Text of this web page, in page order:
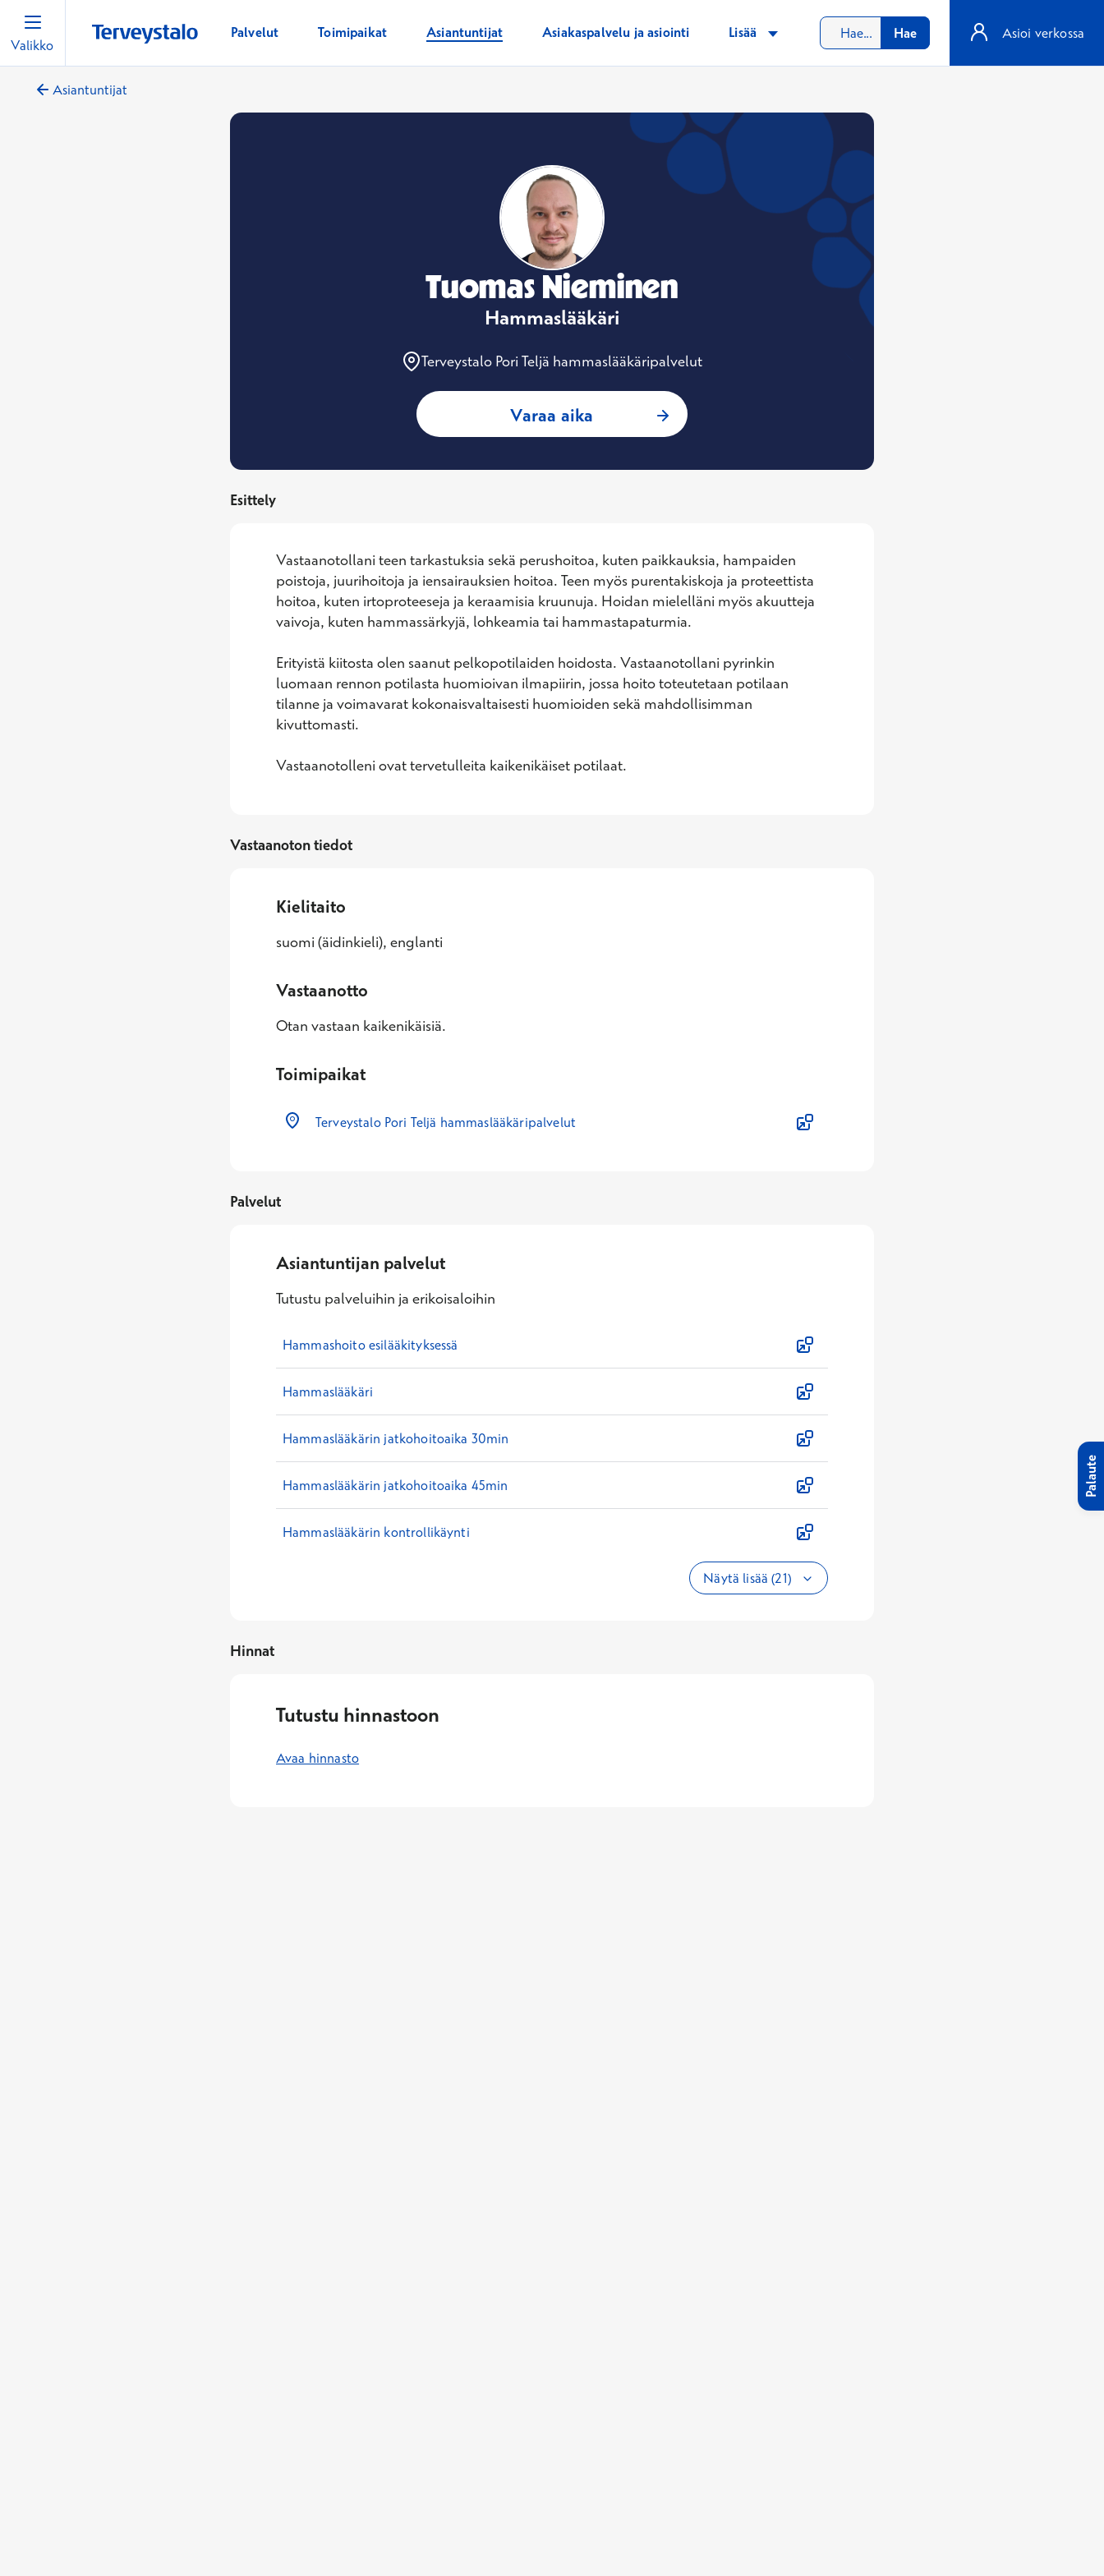
Valikko
Palvelut Toimipaikat Asiantuntijat Asiakaspalvelu ja asiointi Lisää Hae Asioi verkossa
Asiantuntijat
Tuomas Nieminen
Hammaslääkäri
Terveystalo Pori Teljä hammaslääkäripalvelut
Varaa aika : Tuomas Nieminen, Hammaslääkäri
Esittely
Vastaanotollani teen tarkastuksia sekä perushoitoa, kuten paikkauksia, hampaiden
poistoja, juurihoitoja ja iensairauksien hoitoa. Teen myös purentakiskoja ja proteettista
hoitoa, kuten irtoproteeseja ja keraamisia kruunuja. Hoidan mielelläni myös akuutteja
vaivoja, kuten hammassärkyjä, lohkeamia tai hammastapaturmia.
Erityistä kiitosta olen saanut pelkopotilaiden hoidosta. Vastaanotollani pyrinkin
luomaan rennon potilasta huomioivan ilmapiirin, jossa hoito toteutetaan potilaan
tilanne ja voimavarat kokonaisvaltaisesti huomioiden sekä mahdollisimman
kivuttomasti.
Vastaanotolleni ovat tervetulleita kaikenikäiset potilaat.
Vastaanoton tiedot
Kielitaito
suomi (äidinkieli), englanti
Vastaanotto
Otan vastaan kaikenikäisiä.
Toimipaikat
Terveystalo Pori Teljä hammaslääkäripalvelut
Palvelut
Asiantuntijan palvelut
Tutustu palveluihin ja erikoisaloihin
Hammashoito esilääkityksessä
Hammaslääkäri
Hammaslääkärin jatkohoitoaika 30min
Hammaslääkärin jatkohoitoaika 45min
Hammaslääkärin kontrollikäynti
Näytä lisää (21)
Hinnat
Tutustu hinnastoon
Avaa hinnasto
Palaute